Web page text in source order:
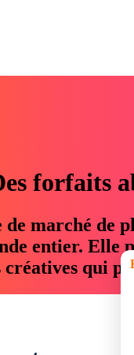
forfaits
de marché de
entier. Elle
créatives qui